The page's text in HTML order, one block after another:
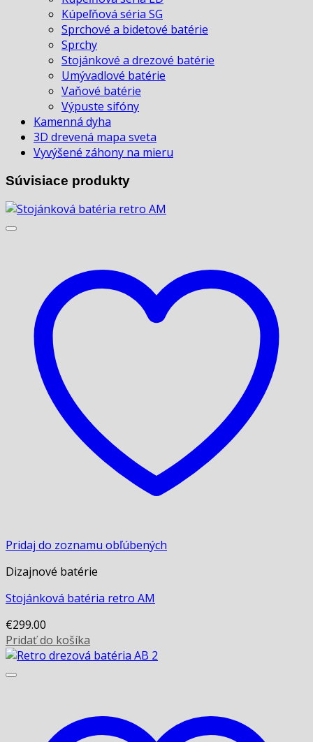
Kúpeľňová séria SG
Sprchové a bidetové batérie
Sprchy
Stojánkové a drezové batérie
Umývadlové batérie
Vaňové batérie
Výpuste sifóny
Kamenná dyha
3D drevená mapa sveta
Vyvýšené záhony na mieru
Súvisiace produkty
Pridaj do zoznamu obľúbených
Dizajnové batérie
Stojánková batéria retro AM
€299.00
Pridať do košíka